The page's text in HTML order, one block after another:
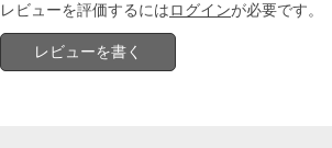
レビューを評価するにはログインが必要です。
レビューを書く